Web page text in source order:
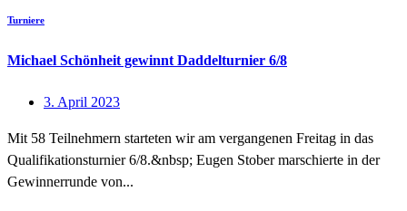
Turniere
Michael Schönheit gewinnt Daddelturnier 6/8
3. April 2023
Mit 58 Teilnehmern starteten wir am vergangenen Freitag in das
Qualifikationsturnier 6/8.&nbsp; Eugen Stober marschierte in der
Gewinnerrunde von...